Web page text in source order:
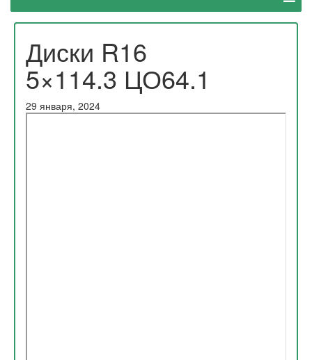
Диски R16
5×114.3 ЦО64.1
29 января, 2024